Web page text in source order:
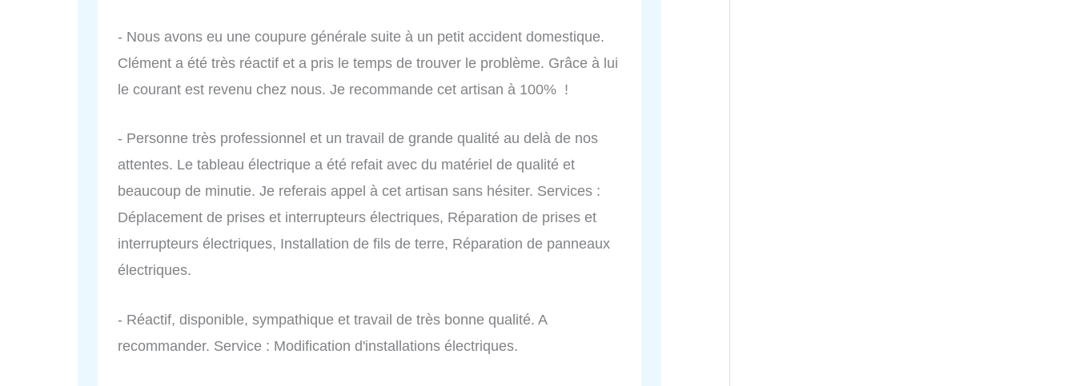
- Nous avons eu une coupure générale suite à un petit accident domestique.
Clément a été très réactif et a pris le temps de trouver le problème. Grâce à lui
le courant est revenu chez nous. Je recommande cet artisan à 100% !
- Personne très professionnel et un travail de grande qualité au delà de nos
attentes. Le tableau électrique a été refait avec du matériel de qualité et
beaucoup de minutie. Je referais appel à cet artisan sans hésiter. Services :
Déplacement de prises et interrupteurs électriques, Réparation de prises et
interrupteurs électriques, Installation de fils de terre, Réparation de panneaux
électriques.
- Réactif, disponible, sympathique et travail de très bonne qualité. A
recommander. Service : Modification d'installations électriques.